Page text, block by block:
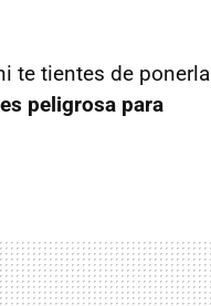
te tientes de ponerla
peligrosa para